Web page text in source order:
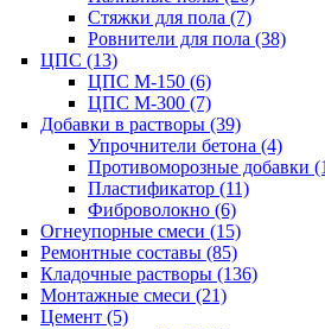
Стяжки для пола (7)
Ровнители для пола (38)
ЦПС (13)
ЦПС М-150 (6)
ЦПС М-300 (7)
Добавки в растворы (39)
Упрочнители бетона (4)
Противоморозные добавки
Пластификатор (11)
Фиброволокно (6)
Огнеупорные смеси (15)
Ремонтные составы (85)
Кладочные растворы (136)
Монтажные смеси (21)
Цемент (5)